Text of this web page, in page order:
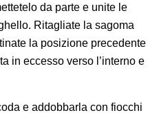
da parte e unite le
Ritagliate la sagoma
la posizione precedente
in eccesso verso l’interno e
e addobbarla con fiocchi